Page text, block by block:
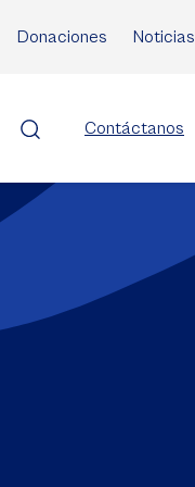
Donaciones Noticias
Contáctanos